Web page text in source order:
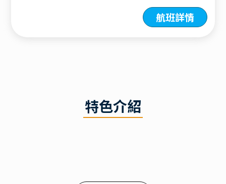
航班詳情
特色介紹